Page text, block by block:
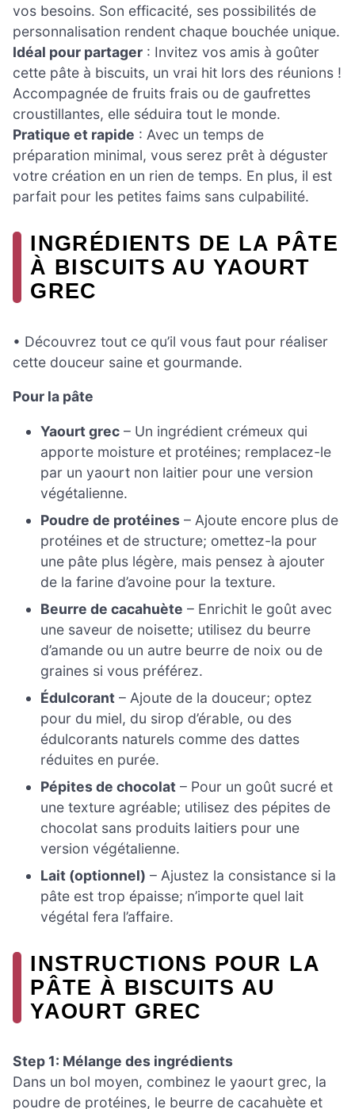
vos besoins. Son efficacité, ses possibilités de
personnalisation rendent chaque bouchée unique.
Idéal pour partager : Invitez vos amis à goûter
cette pâte à biscuits, un vrai hit lors des réunions !
Accompagnée de fruits frais ou de gaufrettes
croustillantes, elle séduira tout le monde.
Pratique et rapide : Avec un temps de
préparation minimal, vous serez prêt à déguster
votre création en un rien de temps. En plus, il est
parfait pour les petites faims sans culpabilité.
INGRÉDIENTS DE LA PÂTE
À BISCUITS AU YAOURT
GREC
• Découvrez tout ce qu’il vous faut pour réaliser
cette douceur saine et gourmande.
Pour la pâte
Yaourt grec – Un ingrédient crémeux qui
apporte moisture et protéines; remplacez-le
par un yaourt non laitier pour une version
végétalienne.
Poudre de protéines – Ajoute encore plus de
protéines et de structure; omettez-la pour
une pâte plus légère, mais pensez à ajouter
de la farine d’avoine pour la texture.
Beurre de cacahuète – Enrichit le goût avec
une saveur de noisette; utilisez du beurre
d’amande ou un autre beurre de noix ou de
graines si vous préférez.
Édulcorant – Ajoute de la douceur; optez
pour du miel, du sirop d’érable, ou des
édulcorants naturels comme des dattes
réduites en purée.
Pépites de chocolat – Pour un goût sucré et
une texture agréable; utilisez des pépites de
chocolat sans produits laitiers pour une
version végétalienne.
Lait (optionnel) – Ajustez la consistance si la
pâte est trop épaisse; n’importe quel lait
végétal fera l’affaire.
INSTRUCTIONS POUR LA
PÂTE À BISCUITS AU
YAOURT GREC
Step 1: Mélange des ingrédients
Dans un bol moyen, combinez le yaourt grec, la
poudre de protéines, le beurre de cacahuète et